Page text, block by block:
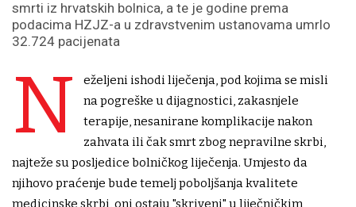
smrti iz hrvatskih bolnica, a te je godine prema
podacima HZJZ-a u zdravstvenim ustanovama umrlo
32.724 pacijenata
N
eželjeni ishodi liječenja, pod kojima se misli
na pogreške u dijagnostici, zakasnjele
terapije, nesanirane komplikacije nakon
zahvata ili čak smrt zbog nepravilne skrbi,
najteže su posljedice bolničkog liječenja. Umjesto da
njihovo praćenje bude temelj poboljšanja kvalitete
medicinske skrbi, oni ostaju "skriveni" u liječničkim